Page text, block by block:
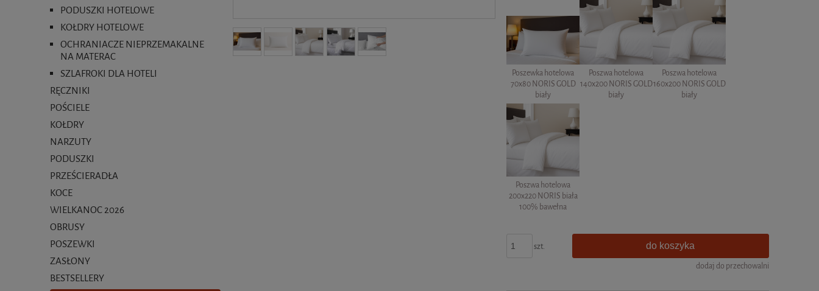
PODUSZKI HOTELOWE
KOŁDRY HOTELOWE
OCHRANIACZE NIEPRZEMAKALNE
NA MATERAC
SZLAFROKI DLA HOTELI
RĘCZNIKI
POŚCIELE
KOŁDRY
NARZUTY
PODUSZKI
PRZEŚCIERADŁA
KOCE
WIELKANOC 2026
OBRUSY
POSZEWKI
ZASŁONY
BESTSELLERY
Poszewka hotelowa
70x80 NORIS GOLD
biały
Poszwa hotelowa
140x200 NORIS GOLD
biały
Poszwa hotelowa
160x200 NORIS GOLD
biały
Poszwa hotelowa
200x220 NORIS biała
100% bawełna
szt. do koszyka
dodaj do przechowalni